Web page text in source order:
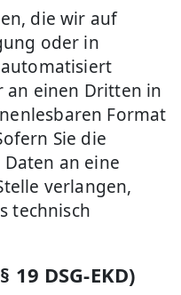
die wir auf
oder in
an einen Dritten in
Format
Sie die
an eine
verlangen,
technisch
DSG-EKD)